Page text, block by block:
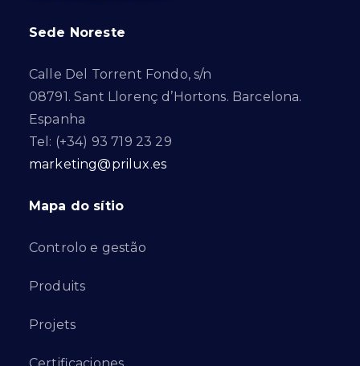
Sede Noreste
Calle Del Torrent Fondo, s/n
08791. Sant Llorenç d’Hortons. Barcelona.
Espanha
Tel: (+34) 93 719 23 29
marketing@prilux.es
Mapa do sítio
Controlo e gestão
Produits
Projets